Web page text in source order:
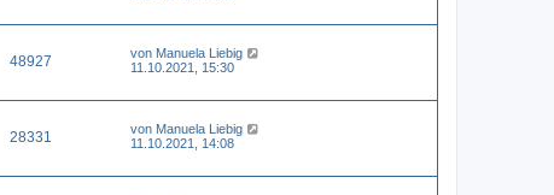
48927 von Manuela Liebig
11.10.2021, 15:30
28331 von Manuela Liebig
11.10.2021, 14:08